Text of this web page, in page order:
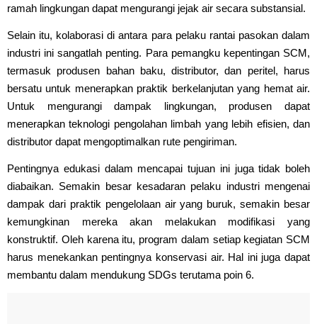
ramah lingkungan dapat mengurangi jejak air secara substansial.
Selain itu, kolaborasi di antara para pelaku rantai pasokan dalam
industri ini sangatlah penting. Para pemangku kepentingan SCM,
termasuk produsen bahan baku, distributor, dan peritel, harus
bersatu untuk menerapkan praktik berkelanjutan yang hemat air.
Untuk mengurangi dampak lingkungan, produsen dapat
menerapkan teknologi pengolahan limbah yang lebih efisien, dan
distributor dapat mengoptimalkan rute pengiriman.
Pentingnya edukasi dalam mencapai tujuan ini juga tidak boleh
diabaikan. Semakin besar kesadaran pelaku industri mengenai
dampak dari praktik pengelolaan air yang buruk, semakin besar
kemungkinan mereka akan melakukan modifikasi yang
konstruktif. Oleh karena itu, program dalam setiap kegiatan SCM
harus menekankan pentingnya konservasi air. Hal ini juga dapat
membantu dalam mendukung SDGs terutama poin 6.